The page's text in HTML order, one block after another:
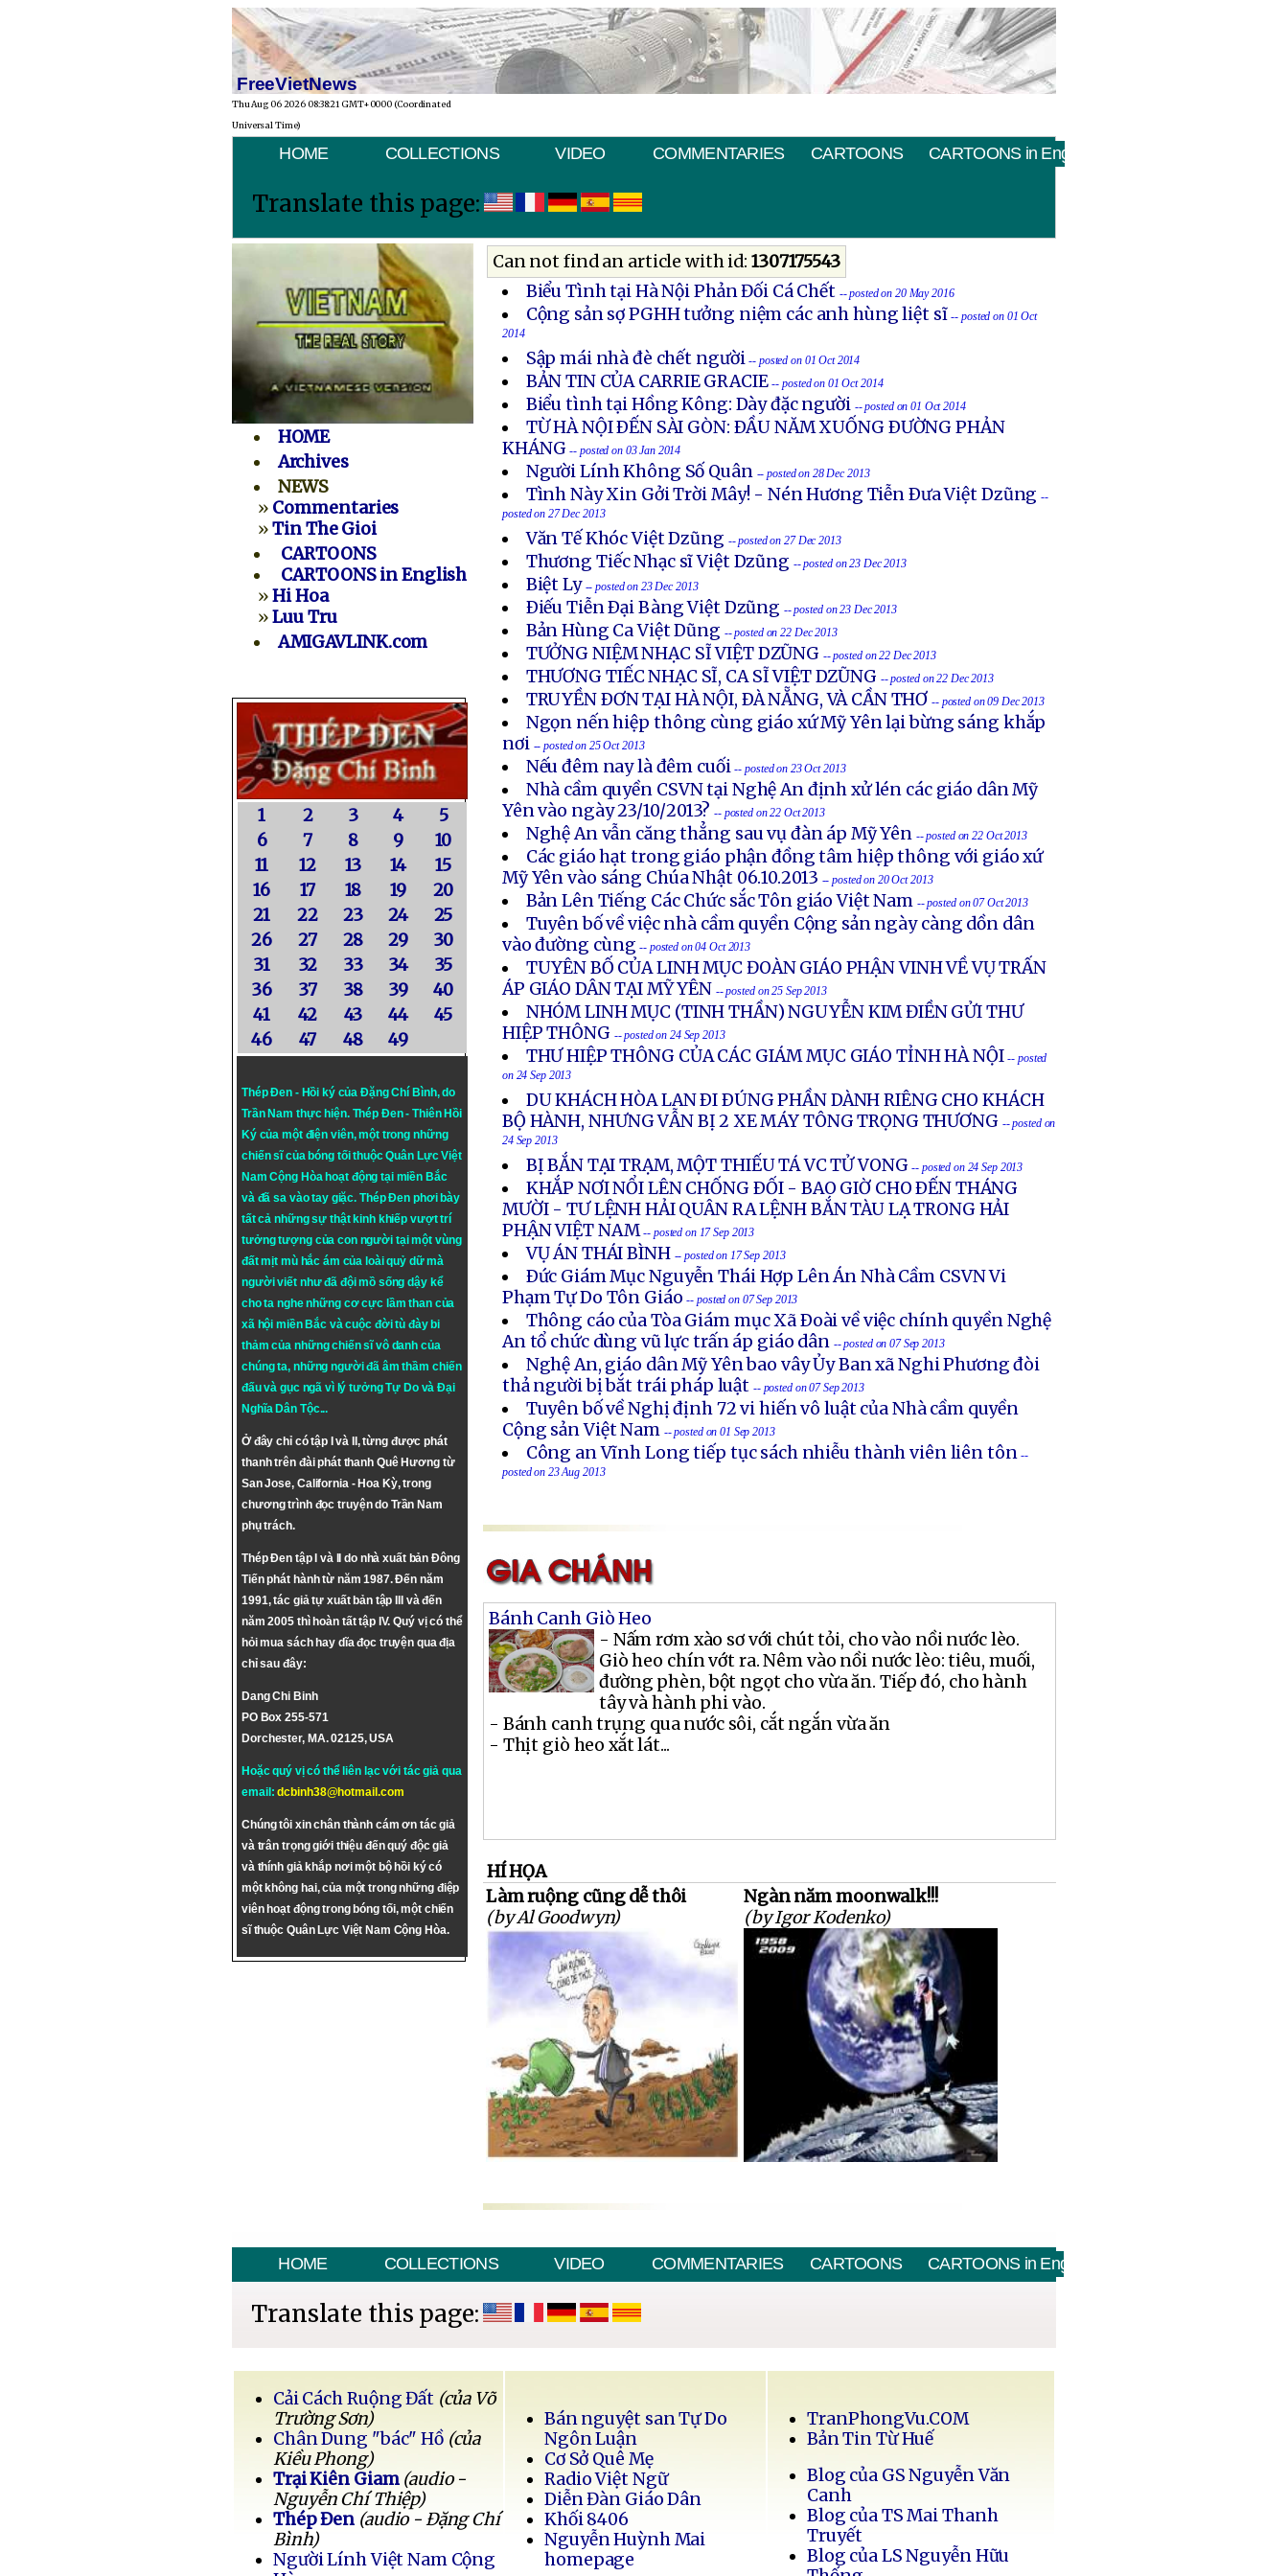
FreeVietNews
Thu Aug 06 2026 08:38:21 GMT+0000 (Coordinated
Universal Time)
HOME COLLECTIONS VIDEO COMMENTARIES CARTOONS CARTOONS in English
Translate this page:
HOME
Archives
NEWS
» Commentaries
»Tin The Gioi
CARTOONS
CARTOONS in English
»Hi Hoa
»Luu Tru
AMIGAVLINK.com
1 2 3 4
5
6
7 8 9
10
11
12 13 14
15
16
17 18 19
20
21
22 23 24
25
26
27 28 29
30
31
32 33 34
35
36
37 38 39
40
41
42 43 44
45
46
47 48 49
Thép Đen - Hồi ký của Đặng Chí Bình, do
Trần Nam thực hiện. Thép Đen- Thiên Hồi
Ký của một điện viên, một trong những
chiến sĩ của bóng tối thuộc Quân Lực Việt
Nam Cộng Hòa hoạt động tại miền Bắc
và đã sa vào tay giặc. Thép Đen phơi bày
tất cả những sự thật kinh khiếp vượt trí
tưởng tượng của con người tại một vùng
đất mịt mù hắc ám của loài quỷ dữ mà
người viết như đã đội mồ sống dậy kể
cho ta nghe những cơ cực lầm than của
xã hội miền Bắc và cuộc đời tù đày bi
thảm của những chiến sĩ vô danh của
chúng ta, những người đã âm thầm chiến
đấu và gục ngã vì lý tưởngTự DovàĐại
Nghĩa Dân Tộc...
Ở đây chỉ có tập I và II, từng được phát
thanh trên đài phát thanh Quê Hương từ
San Jose, California - Hoa Kỳ, trong
chương trình đọc truyện do Trần Nam
phụ trách.
Thép Đen tập I và II do nhà xuất bản Đông
Tiến phát hành từ năm 1987. Đến năm
1991, tác giả tự xuất bản tập III và đến
năm 2005 thì hoàn tất tập IV. Quý vị có thể
hỏi mua sách hay dĩa đọc truyện qua địa
chỉ sau đây:
Dang Chi Binh
PO Box 255-571
Dorchester, MA. 02125, USA
Hoặc quý vị có thể liên lạc với tác giả qua
email:dcbinh38@hotmail.com
Chúng tôi xin chân thành cám ơn tác giả
và trân trọng giới thiệu đến quý độc giả
và thính giả khắp nơi một bộ hồi ký có
một không hai, của một trong những điệp
viên hoạt động trong bóng tối, một chiến
sĩ thuộc Quân Lực Việt Nam Cộng Hòa.
Can not find an article with id: 1307175543
Biểu Tình tại Hà Nội Phản Đối Cá Chết -- posted on 20 May 2016
Cộng sản sợ PGHH tưởng niệm các anh hùng liệt sĩ -- posted on 01 Oct
2014
Sập mái nhà đè chết người -- posted on 01 Oct 2014
BẢN TIN CỦA CARRIE GRACIE-- posted on 01 Oct 2014
Biểu tình tại Hồng Kông: Dày đặc người -- posted on 01 Oct 2014
TỪ HÀ NỘI ÐẾN SÀI GÒN: ÐẦU NĂM XUỐNG ÐƯỜNG PHẢN
KHÁNG-- posted on 03 Jan 2014
Người Lính Không Số Quân -- posted on 28 Dec 2013
Tình Này Xin Gởi Trời Mây! - Nén Hương Tiễn Ðưa Việt Dzũng --
posted on 27 Dec 2013
Văn Tế Khóc Việt Dzũng -- posted on 27 Dec 2013
Thương Tiếc Nhạc sĩ Việt Dzũng -- posted on 23 Dec 2013
Biệt Ly -- posted on 23 Dec 2013
Ðiếu Tiễn Ðại Bàng Việt Dzũng -- posted on 23 Dec 2013
Bản Hùng Ca Việt Dũng -- posted on 22 Dec 2013
TƯỞNG NIỆM NHẠC SĨ VIỆT DZŨNG -- posted on 22 Dec 2013
THƯƠNG TIẾC NHẠC SĨ, CA SĨ VIỆT DZŨNG -- posted on 22 Dec 2013
TRUYỀN ÐƠN TẠI HÀ NỘI, ÐÀ NẴNG, VÀ CẦN THƠ -- posted on 09 Dec 2013
Ngọn nến hiệp thông cùng giáo xứ Mỹ Yên lại bừng sáng khắp
nơi -- posted on 25 Oct 2013
Nếu đêm nay là đêm cuối -- posted on 23 Oct 2013
Nhà cầm quyền CSVN tại Nghệ An định xử lén các giáo dân Mỹ
Yên vào ngày 23/10/2013?-- posted on 22 Oct 2013
Nghệ An vẫn căng thẳng sau vụ đàn áp Mỹ Yên -- posted on 22 Oct 2013
Các giáo hạt trong giáo phận đồng tâm hiệp thông với giáo xứ
Mỹ Yên vào sáng Chúa Nhật 06.10.2013 -- posted on 20 Oct 2013
Bản Lên Tiếng Các Chức sắc Tôn giáo Việt Nam -- posted on 07 Oct 2013
Tuyên bố về việc nhà cầm quyền Cộng sản ngày càng dồn dân
vào đường cùng -- posted on 04 Oct 2013
TUYÊN BỐ CỦA LINH MỤC ĐOÀN GIÁO PHẬN VINH VỀ VỤ TRẤN
ÁP GIÁO DÂN TẠI MỸ YÊN -- posted on 25 Sep 2013
NHÓM LINH MỤC (TINH THẦN) NGUYỄN KIM ĐIỀN GỬI THƯ
HIỆP THÔNG -- posted on 24 Sep 2013
THƯ HIỆP THÔNG CỦA CÁC GIÁM MỤC GIÁO TỈNH HÀ NỘI -- posted
on 24 Sep 2013
DU KHÁCH HÒA LAN ÐI ÐÚNG PHẦN DÀNH RIÊNG CHO KHÁCH
BỘ HÀNH, NHƯNG VẪN BỊ 2 XE MÁY TÔNG TRỌNG THƯƠNG -- posted on
24 Sep 2013
BỊ BẮN TẠI TRẠM, MỘT THIẾU TÁ VC TỬ VONG -- posted on 24 Sep 2013
KHẮP NƠI NỔI LÊN CHỐNG ÐỐI - BAO GIỜ CHO ÐẾN THÁNG
MƯỜI - TƯ LỆNH HẢI QUÂN RA LỆNH BẮN TÀU LẠ TRONG HẢI
PHẬN VIỆT NAM-- posted on 17 Sep 2013
VỤ ÁN THÁI BÌNH -- posted on 17 Sep 2013
Ðức Giám Mục Nguyễn Thái Hợp Lên Án Nhà Cầm CSVN Vi
Phạm Tự Do Tôn Giáo -- posted on 07 Sep 2013
Thông cáo của Tòa Giám mục Xã Ðoài về việc chính quyền Nghệ
An tổ chức dùng vũ lực trấn áp giáo dân -- posted on 07 Sep 2013
Nghệ An, giáo dân Mỹ Yên bao vây Ủy Ban xã Nghi Phương đòi
thả người bị bắt trái pháp luật -- posted on 07 Sep 2013
Tuyên bố về Nghị định 72 vi hiến vô luật của Nhà cầm quyền
Cộng sản Việt Nam -- posted on 01 Sep 2013
Công an Vĩnh Long tiếp tục sách nhiễu thành viên liên tôn --
posted on 23 Aug 2013
Bánh Canh Giò Heo
- Nấm rơm xào sơ với chút tỏi, cho vào nồi nước lèo.
Giò heo chín vớt ra. Nêm vào nồi nước lèo: tiêu, muối,
đường phèn, bột ngọt cho vừa ăn. Tiếp đó, cho hành
tây và hành phi vào.
- Bánh canh trụng qua nước sôi, cắt ngắn vừa ăn
- Thịt giò heo xắt lát...
HÍ HỌA
Làm ruộng cũng dễ thôi
(by Al Goodwyn)
Ngàn năm moonwalk!!!
(by Igor Kodenko)
HOME COLLECTIONS VIDEO COMMENTARIES CARTOONS CARTOONS in English
Translate this page:
Cải Cách Ruộng Đất (của Võ
Trường Sơn)
Chân Dung "bác" Hồ (của
Kiều Phong)
Trại Kiên Giam (audio -
Nguyễn Chí Thiệp)
Thép Đen (audio - Đặng Chí
Bình)
Người Lính Việt Nam Cộng
Bán nguyệt san Tự Do
Ngôn Luận
Cơ Sở Quê Mẹ
Radio Việt Ngữ
Diễn Đàn Giáo Dân
Khối 8406
Nguyễn Huỳnh Mai
homepage
TranPhongVu.COM
Bản Tin Từ Huế
Blog của GS Nguyễn Văn
Canh
Blog của TS Mai Thanh
Truyết
Blog của LS Nguyễn Hữu